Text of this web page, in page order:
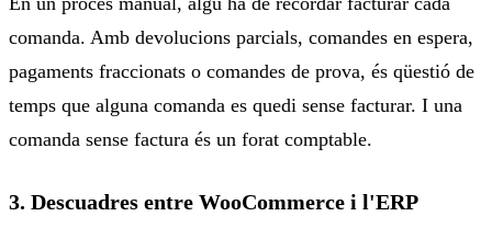
comanda. Amb devolucions parcials, comandes en espera,
pagaments fraccionats o comandes de prova, és qüestió de
temps que alguna comanda es quedi sense facturar. I una
comanda sense factura és un forat comptable.
3. Descuadres entre WooCommerce i l'ERP